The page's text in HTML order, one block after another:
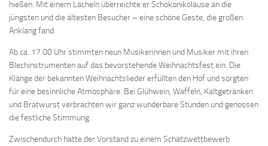
hießen. Mit einem Lächeln überreichte er Schokonikoläuse an die
jüngsten und die ältesten Besucher – eine schöne Geste, die großen
Anklang fand.
Ab ca. 17.00 Uhr stimmten neun Musikerinnen und Musiker mit ihren
Blechinstrumenten auf das bevorstehende Weihnachtsfest ein. Die
Klänge der bekannten Weihnachtslieder erfüllten den Hof und sorgten
für eine besinnliche Atmosphäre. Bei Glühwein, Waffeln, Kaltgetränken
und Bratwurst verbrachten wir ganz wunderbare Stunden und genossen
die festliche Stimmung.
Zwischendurch hatte der Vorstand zu einem Schätzwettbewerb